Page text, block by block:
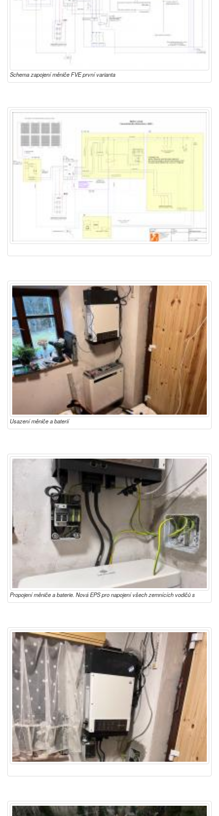
Schema zapojení měniče FVE první varianta
Usazení měniče a baterií
Propojení měniče a baterie. Nová EPS pro napojení všech zemnících vodičů s
napojením na zemnící pásek